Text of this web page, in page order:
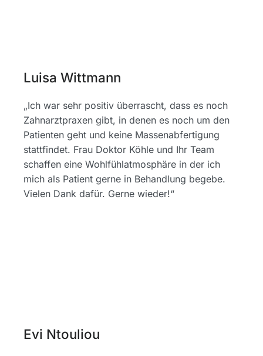
Luisa Wittmann
„Ich war sehr positiv überrascht, dass es noch
Zahnarztpraxen gibt, in denen es noch um den
Patienten geht und keine Massenabfertigung
stattfindet. Frau Doktor Köhle und Ihr Team
schaffen eine Wohlfühlatmosphäre in der ich
mich als Patient gerne in Behandlung begebe.
Vielen Dank dafür. Gerne wieder!“
Evi Ntouliou